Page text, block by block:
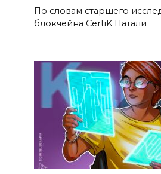
По словам старшего
блокчейна CertiK Натали